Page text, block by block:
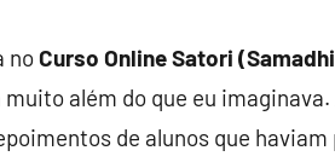
noCurso Online Satori
além do que eu
de alunos que